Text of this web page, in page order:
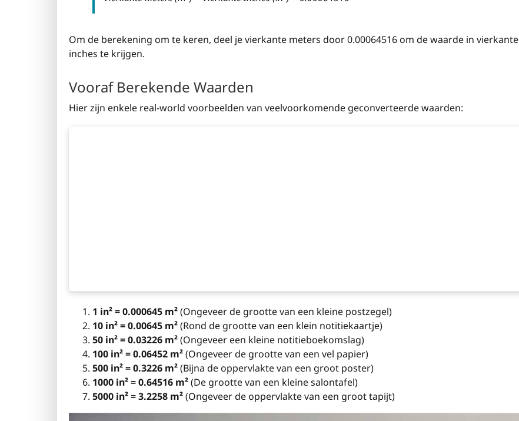
Om de berekening om te keren, deel je vierkante meters door 0.00064516 om de waarde in vierkante
inches te krijgen.
Vooraf Berekende Waarden
Hier zijn enkele real-world voorbeelden van veelvoorkomende geconverteerde waarden:
1 in² = 0.000645 m²(Ongeveer de grootte van een kleine postzegel)
10 in² = 0.00645 m²(Rond de grootte van een klein notitiekaartje)
50 in² = 0.03226 m²(Ongeveer een kleine notitieboekomslag)
100 in² = 0.06452 m²(Ongeveer de grootte van een vel papier)
500 in² = 0.3226 m²(Bijna de oppervlakte van een groot poster)
1000 in² = 0.64516 m²(De grootte van een kleine salontafel)
5000 in² = 3.2258 m²(Ongeveer de oppervlakte van een groot tapijt)